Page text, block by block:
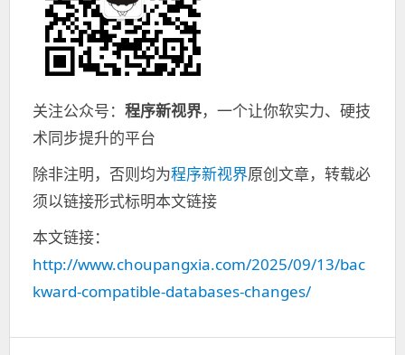
关注公众号： 程序新视界，一个让你软实力、硬技
术同步提升的平台
除非注明，否则均为程序新视界原创文章，转载必
须以链接形式标明本文链接
本文链接：
http://www.choupangxia.com/2025/09/13/bac
kward-compatible-databases-changes/